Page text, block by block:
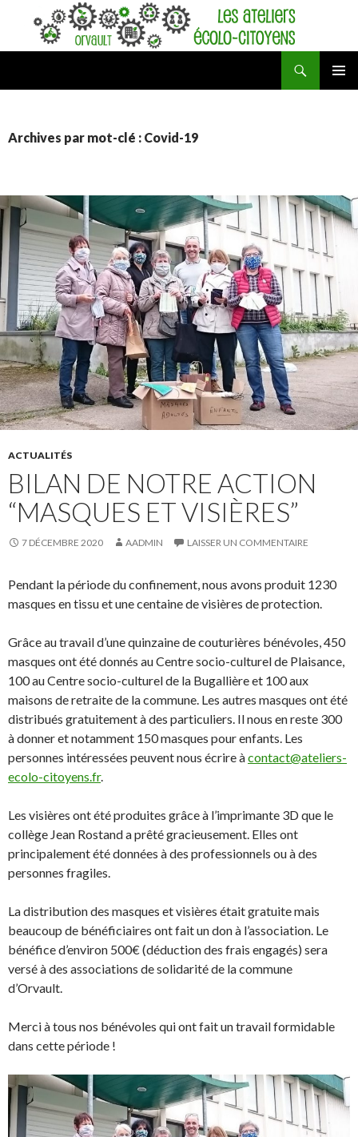
Archives par mot-clé : Covid-19
ACTUALITÉS
BILAN DE NOTRE ACTION
“MASQUES ET VISIÈRES”
7 DÉCEMBRE 2020 AADMIN LAISSER UN COMMENTAIRE
Pendant la période du confinement, nous avons produit 1230
masques en tissu et une centaine de visières de protection.
Grâce au travail d’une quinzaine de couturières bénévoles, 450
masques ont été donnés au Centre socio-culturel de Plaisance,
100 au Centre socio-culturel de la Bugallière et 100 aux
maisons de retraite de la commune. Les autres masques ont été
distribués gratuitement à des particuliers. Il nous en reste 300
à donner et notamment 150 masques pour enfants. Les
personnes intéressées peuvent nous écrire àcontact@ateliers-
ecolo-citoyens.fr.
Les visières ont été produites grâce à l’imprimante 3D que le
collège Jean Rostand a prêté gracieusement. Elles ont
principalement été données à des professionnels ou à des
personnes fragiles.
La distribution des masques et visières était gratuite mais
beaucoup de bénéficiaires ont fait un don à l’association. Le
bénéfice d’environ 500€ (déduction des frais engagés) sera
versé à des associations de solidarité de la commune
d’Orvault.
Merci à tous nos bénévoles qui ont fait un travail formidable
dans cette période !